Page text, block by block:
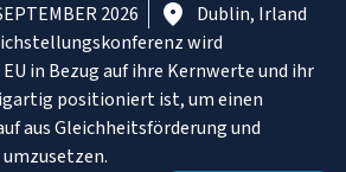
2026
Dublin, Irland
wird
in Bezug auf ihre Kernwerte und ihr
positioniert ist, um einen
aus Gleichheitsförderung und